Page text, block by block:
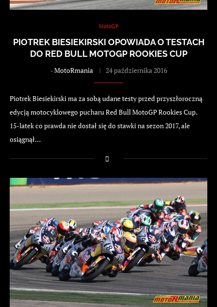
MotoGP
PIOTREK BIESIEKIRSKI OPOWIADA O TESTACH
DO RED BULL MOTOGP ROOKIES CUP
-MotoRmania 24 października 2016
Piotrek Biesiekirski ma za sobą udane testy przed przyszłoroczną
edycją motocyklowego pucharu Red Bull MotoGP Rookies Cup.
15-latek co prawda nie dostał się do stawki na sezon 2017, ale
osiągnął…